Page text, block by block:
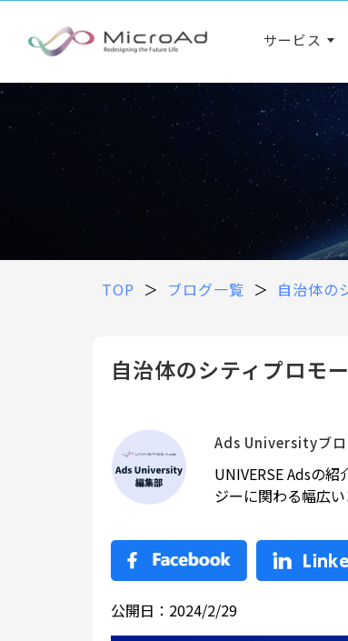
サービス
TOP ＞ ブログ一覧 ＞ 自治体の
自治体のシティプロモ
Ads Universityブロ
UNIVERSE Adsの
ジーに関わる幅広い
公開日：2024/2/29